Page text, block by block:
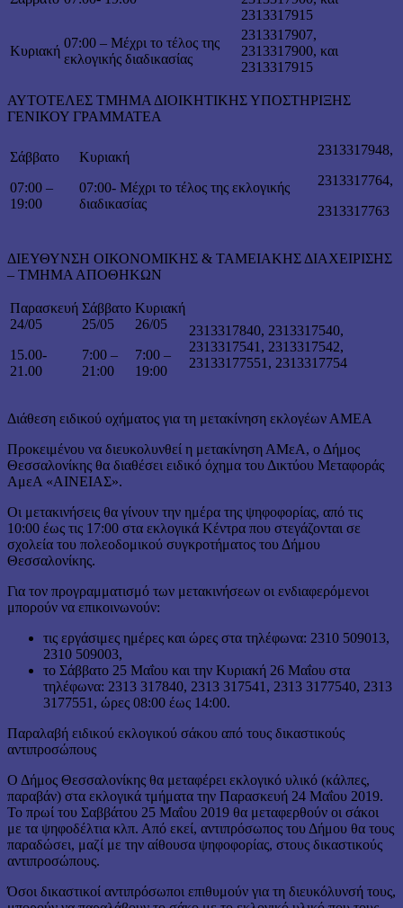
2313317915
Κυριακή
07:00 – Μέχρι το τέλος της
εκλογικής διαδικασίας
2313317907,
2313317900, και
2313317915
ΑΥΤΟΤΕΛΕΣ ΤΜΗΜΑ ΔΙΟΙΚΗΤΙΚΗΣ ΥΠΟΣΤΗΡΙΞΗΣ
ΓΕΝΙΚΟΥ ΓΡΑΜΜΑΤΕΑ
Σάββατο
07:00 –
19:00
Κυριακή
07:00- Μέχρι το τέλος της εκλογικής
διαδικασίας
2313317948,
2313317764,
2313317763
ΔΙΕΥΘΥΝΣΗ ΟΙΚΟΝΟΜΙΚΗΣ & ΤΑΜΕΙΑΚΗΣ ΔΙΑΧΕΙΡΙΣΗΣ
– ΤΜΗΜΑ ΑΠΟΘΗΚΩΝ
Παρασκευή
24/05
15.00-
21.00
Σάββατο
25/05
7:00 –
21:00
Κυριακή
26/05
7:00 –
19:00
2313317840, 2313317540,
2313317541, 2313317542,
23133177551, 2313317754
Διάθεση ειδικού οχήματος για τη μετακίνηση εκλογέων ΑΜΕΑ
Προκειμένου να διευκολυνθεί η μετακίνηση ΑΜεΑ, ο Δήμος
Θεσσαλονίκης θα διαθέσει ειδικό όχημα του Δικτύου Μεταφοράς
ΑμεΑ «ΑΙΝΕΙΑΣ».
Οι μετακινήσεις θα γίνουν την ημέρα της ψηφοφορίας, από τις
10:00 έως τις 17:00 στα εκλογικά Κέντρα που στεγάζονται σε
σχολεία του πολεοδομικού συγκροτήματος του Δήμου
Θεσσαλονίκης.
Για τον προγραμματισμό των μετακινήσεων οι ενδιαφερόμενοι
μπορούν να επικοινωνούν:
τις εργάσιμες ημέρες και ώρες στα τηλέφωνα: 2310 509013,
2310 509003,
το Σάββατο 25 Μαΐου και την Κυριακή 26 Μαΐου στα
τηλέφωνα: 2313 317840, 2313 317541, 2313 3177540, 2313
3177551, ώρες 08:00 έως 14:00.
Παραλαβή ειδικού εκλογικού σάκου από τους δικαστικούς
αντιπροσώπους
Ο Δήμος Θεσσαλονίκης θα μεταφέρει εκλογικό υλικό (κάλπες,
παραβάν) στα εκλογικά τμήματα την Παρασκευή 24 Μαΐου 2019.
Το πρωί του Σαββάτου 25 Μαΐου 2019 θα μεταφερθούν οι σάκοι
με τα ψηφοδέλτια κλπ. Από εκεί, αντιπρόσωπος του Δήμου θα τους
παραδώσει, μαζί με την αίθουσα ψηφοφορίας, στους δικαστικούς
αντιπροσώπους.
Όσοι δικαστικοί αντιπρόσωποι επιθυμούν για τη διευκόλυνσή τους,